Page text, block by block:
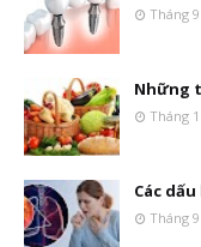
Tháng 9
Những
Tháng
Các
Tháng 9